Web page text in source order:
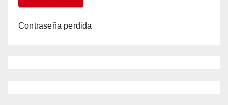
Contraseña perdida